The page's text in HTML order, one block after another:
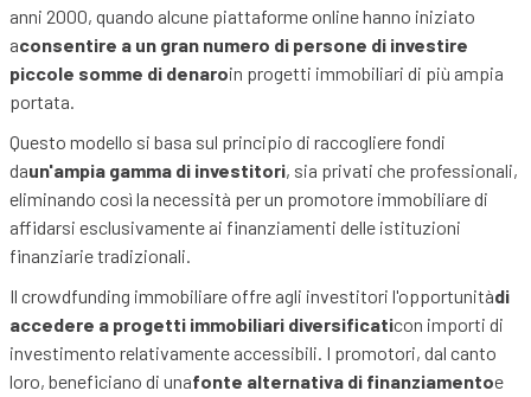
anni 2000, quando alcune piattaforme online hanno iniziato
aconsentire a un gran numero di persone di investire
piccole somme di denaroin progetti immobiliari di più ampia
portata.
Questo modello si basa sul principio di raccogliere fondi
daun'ampia gamma di investitori, sia privati che professionali,
eliminando così la necessità per un promotore immobiliare di
affidarsi esclusivamente ai finanziamenti delle istituzioni
finanziarie tradizionali.
Il crowdfunding immobiliare offre agli investitori l'opportunitàdi
accedere a progetti immobiliari diversificaticon importi di
investimento relativamente accessibili. I promotori, dal canto
loro, beneficiano di unafonte alternativa di finanziamentoe